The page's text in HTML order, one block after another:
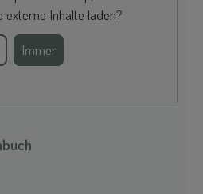
Inhalte laden?
Immer